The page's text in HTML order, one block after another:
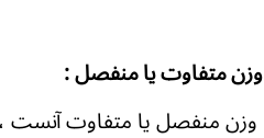
وزن متفاوت یا منفصل :
وزن منفصل یا متفاوت آنست